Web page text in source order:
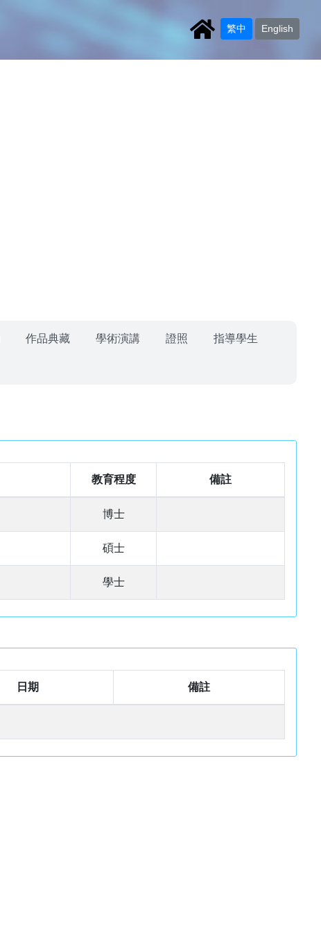
繁中 English
作品典藏 學術演講 證照 指導學生
教育程度 備註
博士
碩士
學士
日期 備註